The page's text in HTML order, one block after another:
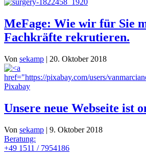
MeFage: Wie wir für Sie
Fachkräfte rekrutieren.
Von sekamp | 20. Oktober 2018
Unsere neue Webseite ist
Von sekamp | 9. Oktober 2018
Beratung:
+49 1511 / 7954186